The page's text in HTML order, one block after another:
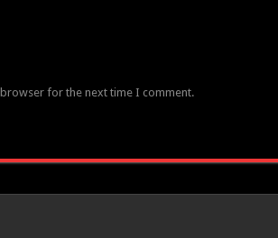
for the next time I comment.